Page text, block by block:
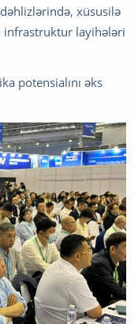
xüsusilə
infrastruktur layihələri
potensialını əks